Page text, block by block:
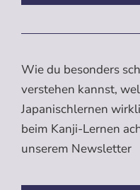
Wie du besonders
verstehen kannst,
Japanischlernen
beim Kanji-Lernen
unserem Newsletter